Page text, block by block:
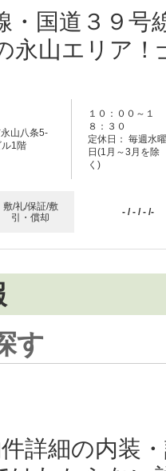
・国道３９号
永山エリア！
山八条5-
1階
１０：００～１
８：３０
定休日： 毎週水曜
日(1月～3月を除
く)
敷/礼/保証/敷
引・償却
- / - / - /-
す
詳細の内装